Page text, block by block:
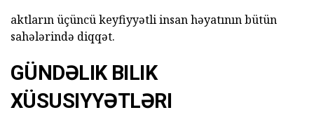
aktların üçüncü keyfiyyətli insan həyatının bütün
sahələrində diqqət.
GÜNDƏLIK BILIK
XÜSUSIYYƏTLƏRI